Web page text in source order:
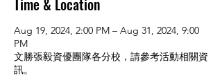
Time & Location
Aug 19, 2024, 2:00 PM – Aug 31, 2024, 9:00
PM
文勝張毅資優團隊各分校，請參考活動相關資
訊。